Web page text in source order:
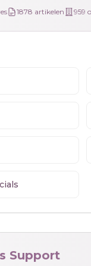
1878 artikelen 959
Support